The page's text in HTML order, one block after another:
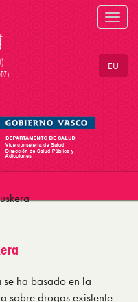
EU
se ha basado en la
sobre drogas existente